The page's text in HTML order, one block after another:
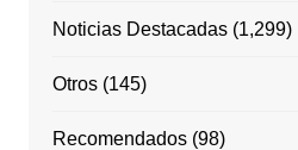
Noticias Destacadas(1,299)
Otros(145)
Recomendados(98)